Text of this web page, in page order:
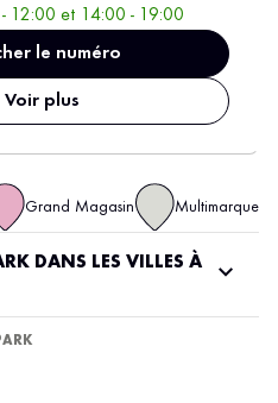
12:00 et 14:00 - 19:00
le numéro
Voir plus
Grand Magasin Multimarque
DANS LES VILLES À